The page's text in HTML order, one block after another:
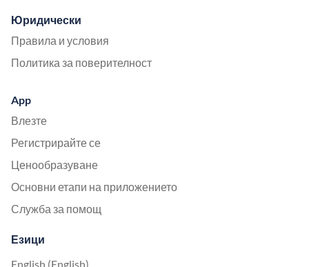
Юридически
Правила и условия
Политика за поверителност
App
Влезте
Регистрирайте се
Ценообразуване
Основни етапи на приложението
Служба за помощ
Езици
English (English)